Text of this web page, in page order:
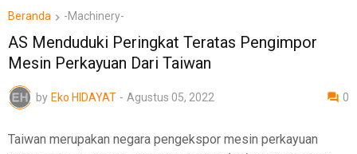
Beranda -Machinery-
AS Menduduki Peringkat Teratas Pengimpor
Mesin Perkayuan Dari Taiwan
by Eko HIDAYAT - Agustus 05, 2022 0
Taiwan merupakan negara pengekspor mesin perkayuan